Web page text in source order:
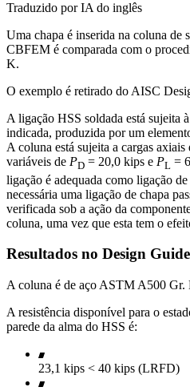
Traduzido por IA do inglês
Uma chapa é inserida na coluna de
CBFEM é comparada com o
K.
O exemplo é retirado do AISC
A ligação HSS soldada está sujeita
indicada, produzida por um
A coluna está sujeita a cargas axiais
variáveis de PD = 20,0 kips e PL =
ligação é adequada como ligação
necessária uma ligação de chapa
verificada sob a ação da
coluna, uma vez que esta tem o
Resultados no Design Guide
A coluna é de aço ASTM A500 Gr.
A resistência disponível para o
parede da alma do HSS é:
23,1 kips < 40 kips (LRFD)